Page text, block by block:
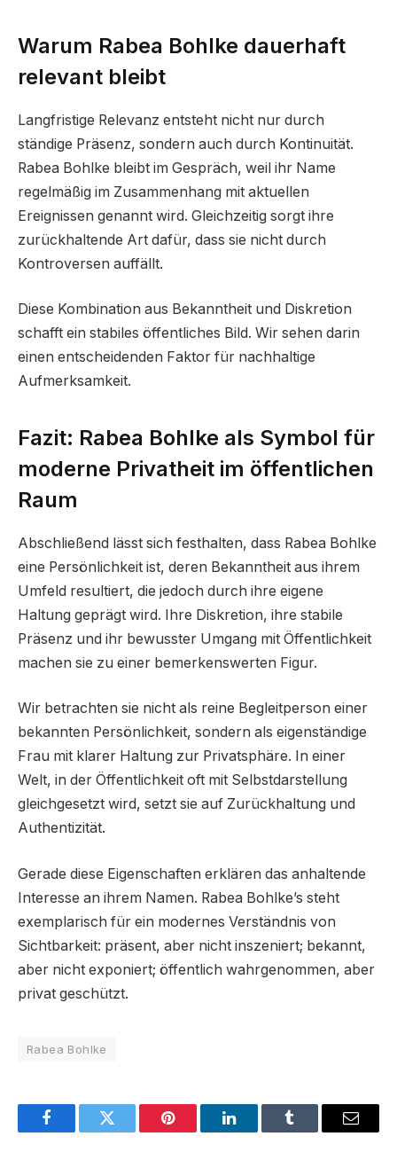
Warum Rabea Bohlke dauerhaft
relevant bleibt
Langfristige Relevanz entsteht nicht nur durch
ständige Präsenz, sondern auch durch Kontinuität.
Rabea Bohlke bleibt im Gespräch, weil ihr Name
regelmäßig im Zusammenhang mit aktuellen
Ereignissen genannt wird. Gleichzeitig sorgt ihre
zurückhaltende Art dafür, dass sie nicht durch
Kontroversen auffällt.
Diese Kombination aus Bekanntheit und Diskretion
schafft ein stabiles öffentliches Bild. Wir sehen darin
einen entscheidenden Faktor für nachhaltige
Aufmerksamkeit.
Fazit: Rabea Bohlke als Symbol für
moderne Privatheit im öffentlichen
Raum
Abschließend lässt sich festhalten, dass Rabea Bohlke
eine Persönlichkeit ist, deren Bekanntheit aus ihrem
Umfeld resultiert, die jedoch durch ihre eigene
Haltung geprägt wird. Ihre Diskretion, ihre stabile
Präsenz und ihr bewusster Umgang mit Öffentlichkeit
machen sie zu einer bemerkenswerten Figur.
Wir betrachten sie nicht als reine Begleitperson einer
bekannten Persönlichkeit, sondern als eigenständige
Frau mit klarer Haltung zur Privatsphäre. In einer
Welt, in der Öffentlichkeit oft mit Selbstdarstellung
gleichgesetzt wird, setzt sie auf Zurückhaltung und
Authentizität.
Gerade diese Eigenschaften erklären das anhaltende
Interesse an ihrem Namen. Rabea Bohlke’s steht
exemplarisch für ein modernes Verständnis von
Sichtbarkeit: präsent, aber nicht inszeniert; bekannt,
aber nicht exponiert; öffentlich wahrgenommen, aber
privat geschützt.
Rabea Bohlke
FacebookTwitter Pinterest LinkedInTumblr Email